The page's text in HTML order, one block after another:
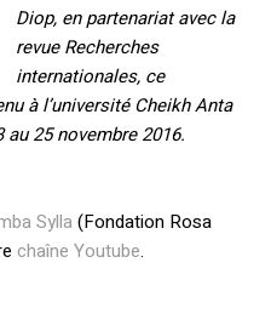
Diop, en partenariat avec la
revue Recherches
internationales, ce
à l’université Cheikh Anta
au 25 novembre 2016.
Sylla(Fondation Rosa
chaîne Youtube.